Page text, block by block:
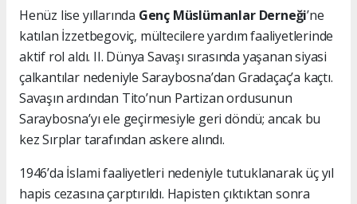
Henüz lise yıllarında Genç Müslümanlar Derneği’ne
katılan İzzetbegoviç, mültecilere yardım faaliyetlerinde
aktif rol aldı. II. Dünya Savaşı sırasında yaşanan siyasi
çalkantılar nedeniyle Saraybosna’dan Gradaçaç’a kaçtı.
Savaşın ardından Tito’nun Partizan ordusunun
Saraybosna’yı ele geçirmesiyle geri döndü; ancak bu
kez Sırplar tarafından askere alındı.
1946’da İslami faaliyetleri nedeniyle tutuklanarak üç yıl
hapis cezasına çarptırıldı. Hapisten çıktıktan sonra